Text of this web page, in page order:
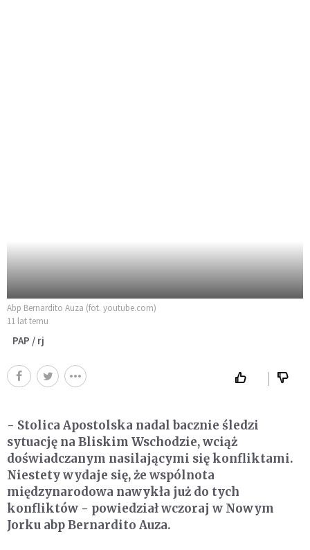
Abp Bernardito Auza (fot. youtube.com)
11 lat temu
PAP / rj
- Stolica Apostolska nadal bacznie śledzi
sytuację na Bliskim Wschodzie, wciąż
doświadczanym nasilającymi się konfliktami.
Niestety wydaje się, że wspólnota
międzynarodowa nawykła już do tych
konfliktów - powiedział wczoraj w Nowym
Jorku abp Bernardito Auza.